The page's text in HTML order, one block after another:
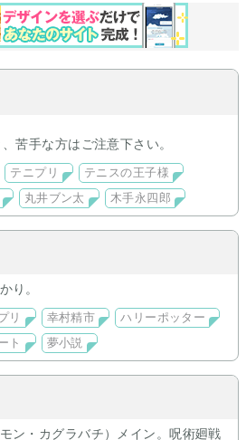
苦手な方はご注意下さい。
テニプリ
テニスの王子様
丸井ブン太 木手永四郎
り。
リ 幸村精市
ハリーポッター
ト 夢小説
ン・カグラバチ）メイン。呪術廻戦